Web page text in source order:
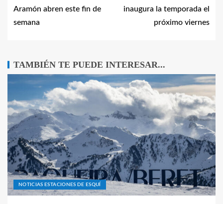
Aramón abren este fin de
semana
inaugura la temporada el
próximo viernes
TAMBIÉN TE PUEDE INTERESAR...
NOTICIAS ESTACIONES DE ESQUÍ